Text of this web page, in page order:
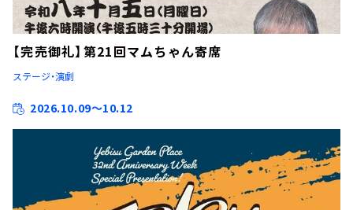
【完売御礼】第21回マムちゃん寄席
ステージ・演劇
2026.10.09～10.12